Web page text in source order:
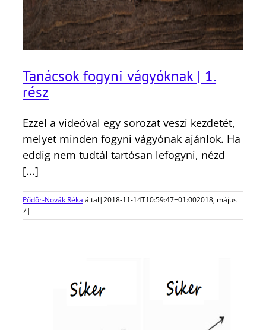
Tanácsok fogyni vágyóknak | 1.
rész
Ezzel a videóval egy sorozat veszi kezdetét,
melyet minden fogyni vágyónak ajánlok. Ha
eddig nem tudtál tartósan lefogyni, nézd
[...]
Pődör-Novák Réka által|2018-11-14T10:59:47+01:002018, május
7|